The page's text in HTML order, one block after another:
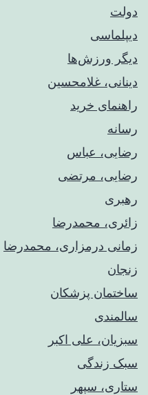
دولت
دیپلماسی
دیگر ورزش‌ها
دینانی، غلامحسین
راهنمای خريد
رسانه
رضایی، عباس
رضایی، مرتضی
رهبری
زائری، محمدرضا
زمانی درمزاری، محمدرضا
زنجان
ساختمان پزشکان
سالمندی
سبزیان، علی اکبر
سبک زندگی
ستاری، سپهر